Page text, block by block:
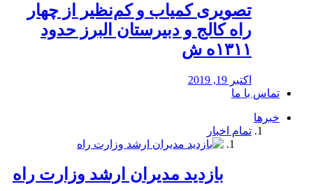
️تصویری کمیاب و کم‌نظیر از چهار
راه كالج و دبيرستان البرز حدود
۱۳۱۱ه ش
اکتبر 19, 2019
تماس با ما
خبرها
تمام اخبار
بازدید مدیران ارشد وزارت راه